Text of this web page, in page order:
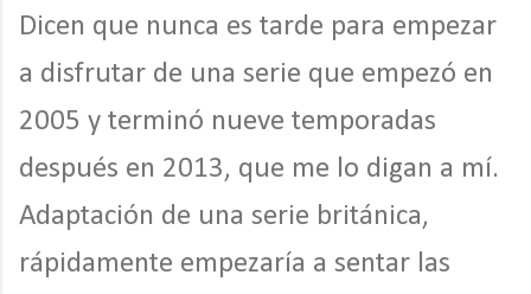
Dicen que nunca es tarde para empezar
a disfrutar de una serie que empezó en
2005 y terminó nueve temporadas
después en 2013, que me lo digan a mí.
Adaptación de una serie británica,
rápidamente empezaría a sentar las